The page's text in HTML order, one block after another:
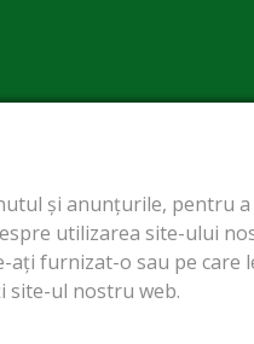
și anunțurile, pentru
utilizarea site-ului
furnizat-o sau pe
site-ul nostru web.